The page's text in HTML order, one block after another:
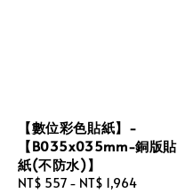
【數位彩色貼紙】-
【B035x035mm-銅版貼
紙(不防水)】
Regular
NT$ 557 - NT$ 1,964